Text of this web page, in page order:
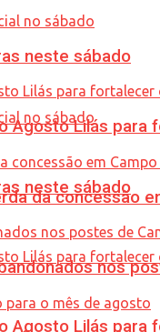
neste sábado
Agosto Lilás
neste sábado
Agosto Lilás
da concessão
nos